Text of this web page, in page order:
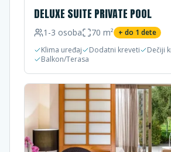
DELUXE SUITE PRIVATE POOL
1-3 osoba 70 m² + do 1 dete
Klima uređaj
Dodatni kreveti
Dečiji
Balkon/Terasa